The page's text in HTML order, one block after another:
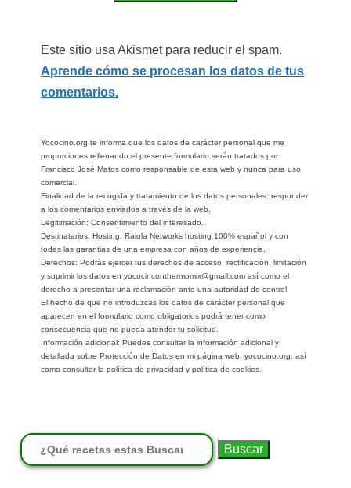
Este sitio usa Akismet para reducir el spam.
Aprende cómo se procesan los datos de tus
comentarios.
Yococino.org te informa que los datos de carácter personal que me
proporciones rellenando el presente formulario serán tratados por
Francisco José Matos como responsable de esta web y nunca para uso
comercial.
Finalidad de la recogida y tratamiento de los datos personales: responder
a los comentarios enviados a través de la web.
Legitimación: Consentimiento del interesado.
Destinatarios: Hosting: Raiola Networks hosting 100% español y con
todas las garantias de una empresa con años de experiencia.
Derechos: Podrás ejercer tus derechos de acceso, rectificación, limitación
y suprimir los datos en yococinconthermomix@gmail.com así como el
derecho a presentar una reclamación ante una autoridad de control.
El hecho de que no introduzcas los datos de carácter personal que
aparecen en el formulario como obligatorios podrá tener como
consecuencia que no pueda atender tu solicitud.
Información adicional: Puedes consultar la información adicional y
detallada sobre Protección de Datos en mi página web: yococino.org, así
como consultar la política de privacidad y política de cookies.
Buscar: